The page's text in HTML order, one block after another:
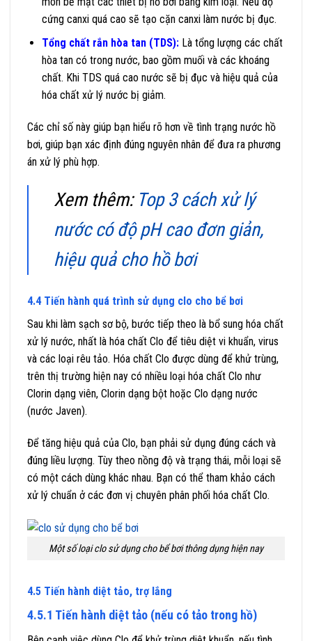
cứng canxi quá cao sẽ tạo cặn canxi làm nước bị đục.
Tổng chất rắn hòa tan (TDS):Là tổng lượng các chất
hòa tan có trong nước, bao gồm muối và các khoáng
chất. Khi TDS quá cao nước sẽ bị đục và hiệu quả của
hóa chất xử lý nước bị giảm.
Các chỉ số này giúp bạn hiểu rõ hơn về tình trạng nước hồ
bơi, giúp bạn xác định đúng nguyên nhân để đưa ra phương
án xử lý phù hợp.
Xem thêm: Top 3 cách xử lý
nước có độ pH cao đơn giản,
hiệu quả cho hồ bơi
4.4 Tiến hành quá trình sử dụng clo cho bể bơi
Sau khi làm sạch sơ bộ, bước tiếp theo là bổ sung hóa chất
xử lý nước, nhất là hóa chất Clo để tiêu diệt vi khuẩn, virus
và các loại rêu tảo. Hóa chất Clo được dùng để khử trùng,
trên thị trường hiện nay có nhiều loại hóa chất Clo như
Clorin dạng viên, Clorin dạng bột hoặc Clo dạng nước
(nước Javen).
Để tăng hiệu quả của Clo, bạn phải sử dụng đúng cách và
đúng liều lượng. Tùy theo nồng độ và trạng thái, mỗi loại sẽ
có một cách dùng khác nhau. Bạn có thể tham khảo cách
xử lý chuẩn ở các đơn vị chuyên phân phối hóa chất Clo.
Một số loại clo sử dụng cho bể bơi thông dụng hiện nay
4.5 Tiến hành diệt tảo, trợ lắng
4.5.1 Tiến hành diệt tảo (nếu có tảo trong hồ)